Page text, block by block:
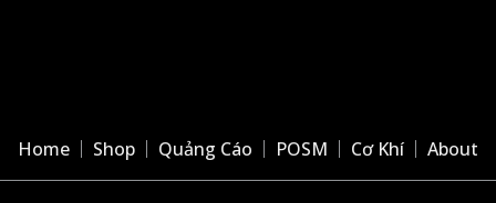
Home Shop Quảng Cáo POSM Cơ Khí About